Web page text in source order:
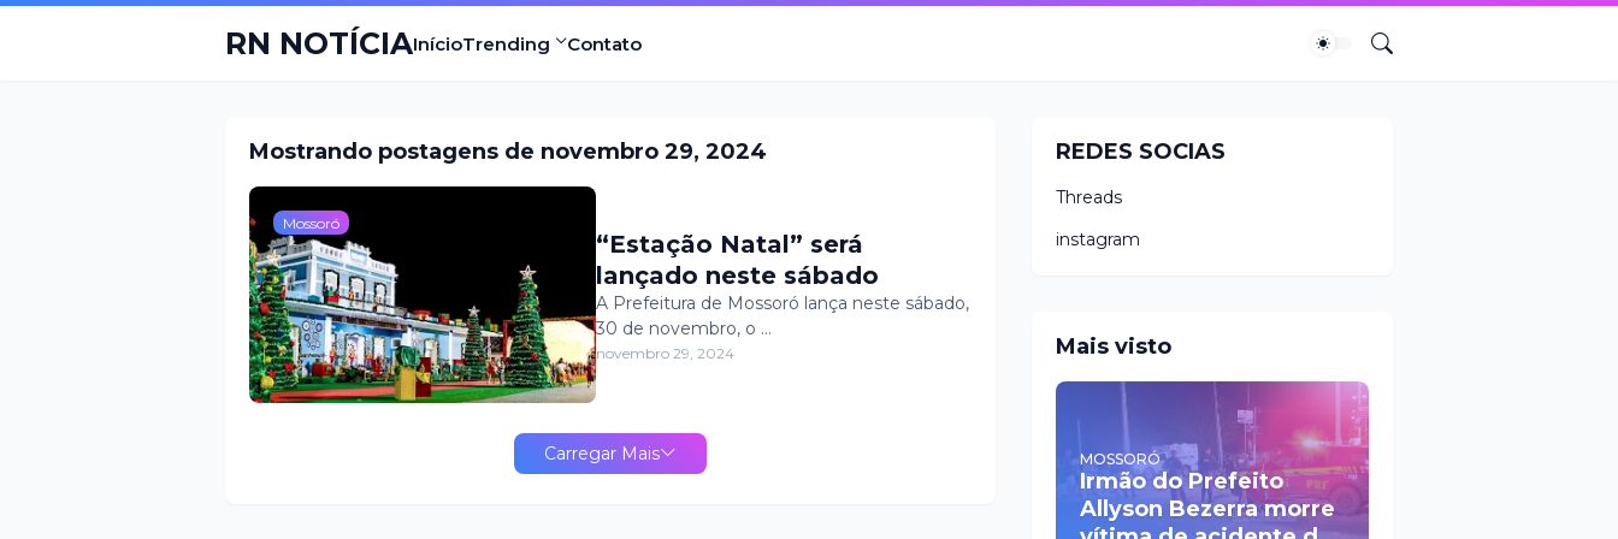
RN NOTÍCIAInícioTrending Contato
Mostrando postagens de novembro 29, 2024
Mossoró
“Estação Natal” será
lançado neste sábado
A Prefeitura de Mossoró lança neste sábado,
30 de novembro, o …
novembro 29, 2024
Carregar Mais
REDES SOCIAS
Threads
instagram
Mais visto
MOSSORÓ
Irmão do Prefeito
Allyson Bezerra morre